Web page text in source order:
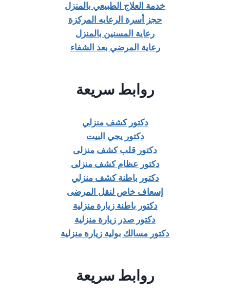
خدمة العلاج الطبيعي بالمنزل
حجز أسرة الرعايه المركزة
رعاية المسنين بالمنزل
رعاية المرضي بعد الشفاء
روابط سريعة
دكتور كشف منزلي
دكتور يجي البيت
دكتور قلب كشف منزلى
دكتور عظام كشف منزلى
دكتور باطنة كشف منزلي
إسعاف خاص لنقل المرضى
دكتور باطنة زيارة منزلية
دكتور صدر زيارة منزلية
دكتور مسالك بولية زيارة منزلية
روابط سريعة